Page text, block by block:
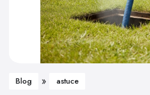
Blog » astuce